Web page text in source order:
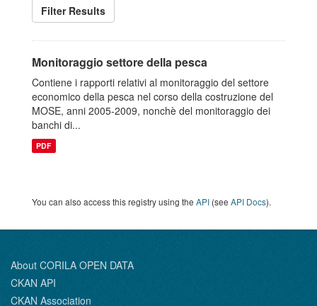
Filter Results
Monitoraggio settore della pesca
Contiene i rapporti relativi al monitoraggio del settore
economico della pesca nel corso della costruzione del
MOSE, anni 2005-2009, nonchè del monitoraggio dei
banchi di...
PDF
You can also access this registry using the API (see API Docs).
About CORILA OPEN DATA
CKAN API
CKAN Association